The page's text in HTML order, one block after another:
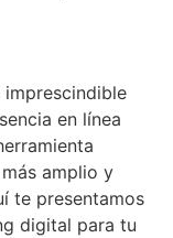
imprescindible
en línea
amplio y
te presentamos
digital para tu